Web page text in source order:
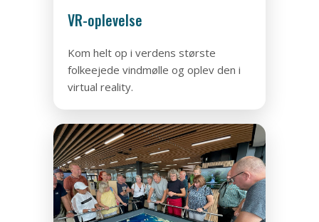
VR-oplevelse
Kom helt op i verdens største
folkeejede vindmølle og oplev den i
virtual reality.